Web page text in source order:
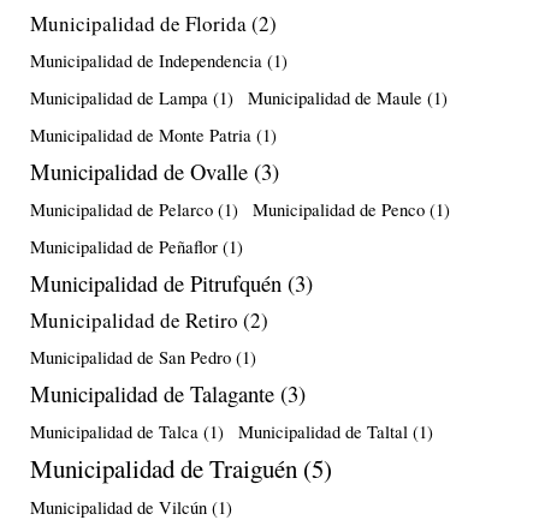
Municipalidad de Florida(2)
Municipalidad de Independencia (1)
Municipalidad de Lampa (1) Municipalidad de Maule (1)
Municipalidad de Monte Patria (1)
Municipalidad de Ovalle (3)
Municipalidad de Pelarco (1) Municipalidad de Penco (1)
Municipalidad de Peñaflor (1)
Municipalidad de Pitrufquén (3)
Municipalidad de Retiro (2)
Municipalidad de San Pedro (1)
Municipalidad de Talagante (3)
Municipalidad de Talca (1) Municipalidad de Taltal (1)
Municipalidad de Traiguén (5)
Municipalidad de Vilcún (1)